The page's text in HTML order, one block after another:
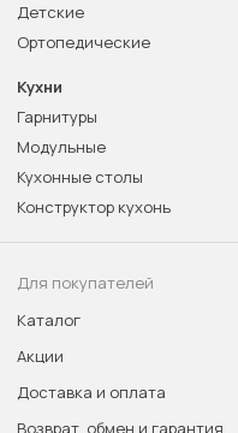
Детские
Ортопедические
Кухни
Гарнитуры
Модульные
Кухонные столы
Конструктор кухонь
Для покупателей
Каталог
Акции
Доставка и оплата
Возврат, обмен и гарантия